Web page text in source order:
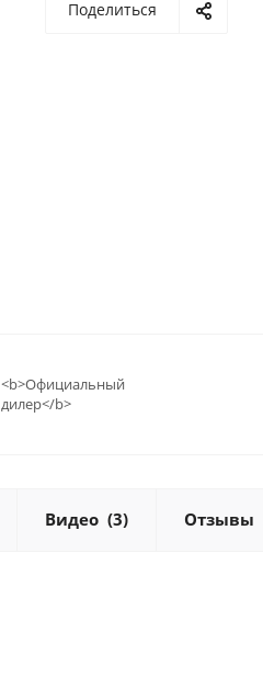
Поделиться
<b>Официальный
дилер</b>
Видео (3) Отзывы